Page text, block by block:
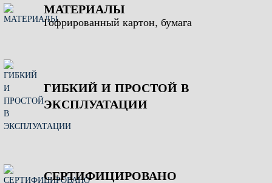
МАТЕРИАЛЫ
Гофрированный картон, бумага
ГИБКИЙ И ПРОСТОЙ В
ЭКСПЛУАТАЦИИ
СЕРТИФИЦИРОВАНО